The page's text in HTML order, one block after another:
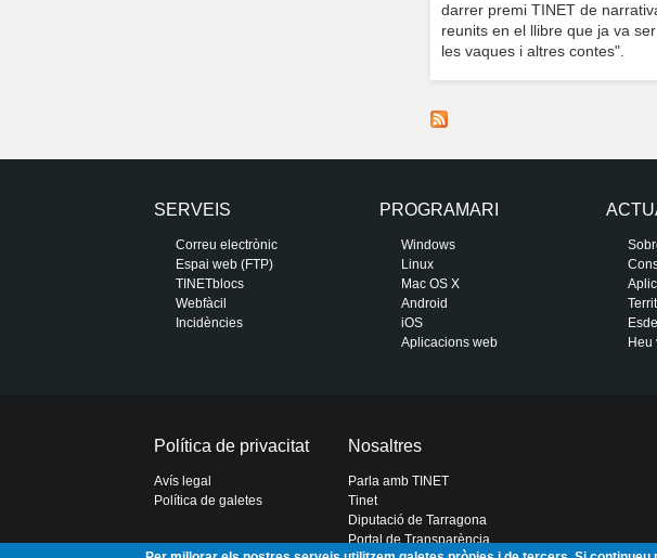
darrer premi TINET de
reunits en el llibre que ja va
les vaques i altres contes".
SERVEIS
Correu electrònic
Espai web (FTP)
TINETblocs
Webfàcil
Incidències
PROGRAMARI
Windows
Linux
Mac OS X
Android
iOS
Aplicacions web
Heu
Política de privacitat
Avís legal
Política de galetes
Nosaltres
Parla amb TINET
Tinet
Diputació de Tarragona
Portal de Transparència